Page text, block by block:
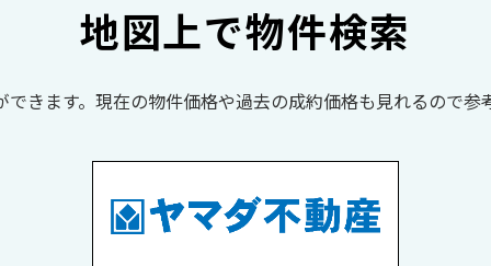
地図上で物件検索
できます。現在の物件価格や過去の成約価格も見れるので参